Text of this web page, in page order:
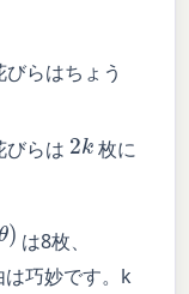
らはちょう
びらは 2k枚に
θ)
は8枚、
巧妙です。k